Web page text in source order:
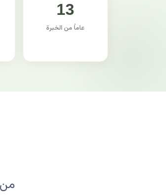
13
عاماً من الخبرة